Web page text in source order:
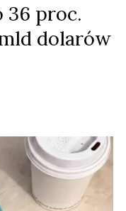
36 proc.
dolarów